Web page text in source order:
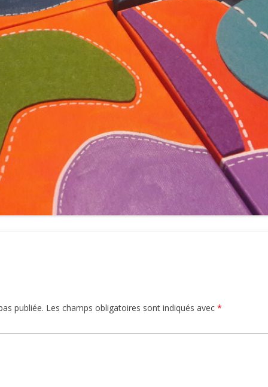
publiée. Les champs obligatoires sont indiqués avec *